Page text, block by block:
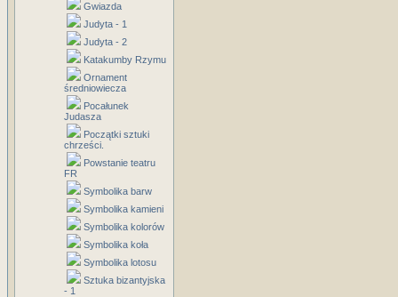
Gwiazda
Judyta - 1
Judyta - 2
Katakumby Rzymu
Ornament
średniowiecza
Pocałunek
Judasza
Początki sztuki
chrześci.
Powstanie teatru
FR
Symbolika barw
Symbolika kamieni
Symbolika kolorów
Symbolika koła
Symbolika lotosu
Sztuka bizantyjska
- 1